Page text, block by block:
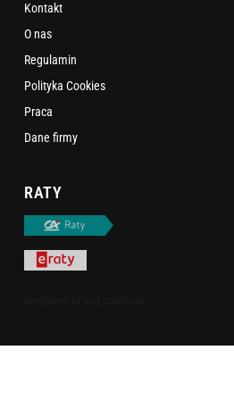
Kontakt
O nas
Regulamin
Polityka Cookies
Praca
Dane firmy
RATY